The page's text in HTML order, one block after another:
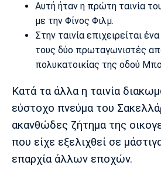
Λίβερπουλ
Ντόρτμουντ
Ζερμέν
Αυτή ήταν η πρώτη ταινία
με την Φίνος Φιλμ.
Στην ταινία επιχειρείται
τους δύο πρωταγωνιστές
πολυκατοικίας της οδού
Κατά τα άλλα η ταινία
εύστοχο πνεύμα του
ακανθώδες ζήτημα της
που είχε εξελιχθεί σε
επαρχία άλλων εποχών.